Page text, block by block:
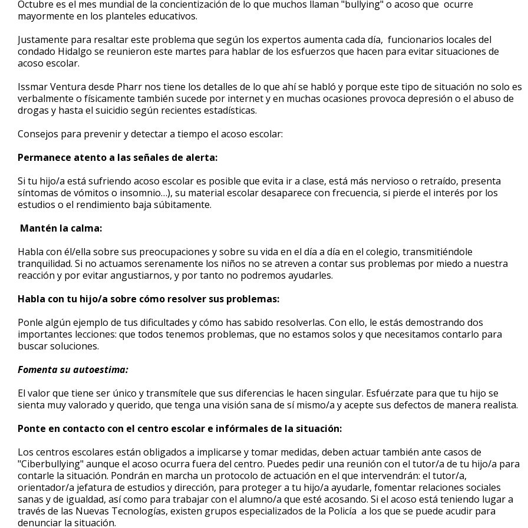
of
3
2
seconds
Volume
90%
Octubre es el mes mundial de la concientización de lo que muchos llaman "bullying" o acoso que ocurre
mayormente en los planteles educativos.
Justamente para resaltar este problema que según los expertos aumenta cada día, funcionarios locales del
condado Hidalgo se reunieron este martes para hablar de los esfuerzos que hacen para evitar situaciones de
acoso escolar.
Issmar Ventura desde Pharr nos tiene los detalles de lo que ahí se habló y porque este tipo de situación no solo es
verbalmente o físicamente también sucede por internet y en muchas ocasiones provoca depresión o el abuso de
drogas y hasta el suicidio según recientes estadísticas.
Consejos para prevenir y detectar a tiempo el acoso escolar:
Permanece atento a las señales de alerta:
Si tu hijo/a está sufriendo acoso escolar es posible que evita ir a clase, está más nervioso o retraído, presenta
síntomas de vómitos o insomnio…), su material escolar desaparece con frecuencia, si pierde el interés por los
estudios o el rendimiento baja súbitamente.
Mantén la calma:
Habla con él/ella sobre sus preocupaciones y sobre su vida en el día a día en el colegio, transmitiéndole
tranquilidad. Si no actuamos serenamente los niños no se atreven a contar sus problemas por miedo a nuestra
reacción y por evitar angustiarnos, y por tanto no podremos ayudarles.
Habla con tu hijo/a sobre cómo resolver sus problemas:
Ponle algún ejemplo de tus dificultades y cómo has sabido resolverlas. Con ello, le estás demostrando dos
importantes lecciones: que todos tenemos problemas, que no estamos solos y que necesitamos contarlo para
buscar soluciones.
Fomenta su autoestima:
El valor que tiene ser único y transmítele que sus diferencias le hacen singular. Esfuérzate para que tu hijo se
sienta muy valorado y querido, que tenga una visión sana de sí mismo/a y acepte sus defectos de manera realista.
Ponte en contacto con el centro escolar e infórmales de la situación:
Los centros escolares están obligados a implicarse y tomar medidas, deben actuar también ante casos de
"Ciberbullying" aunque el acoso ocurra fuera del centro. Puedes pedir una reunión con el tutor/a de tu hijo/a para
contarle la situación. Pondrán en marcha un protocolo de actuación en el que intervendrán: el tutor/a,
orientador/a jefatura de estudios y dirección, para proteger a tu hijo/a ayudarle, fomentar relaciones sociales
sanas y de igualdad, así como para trabajar con el alumno/a que esté acosando. Si el acoso está teniendo lugar a
través de las Nuevas Tecnologías, existen grupos especializados de la Policía a los que se puede acudir para
denunciar la situación.